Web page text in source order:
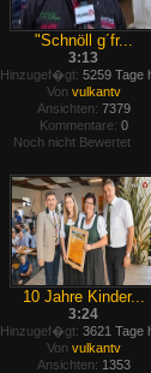
"Schnöll g´fr...
3:13
Hinzugef�gt: 5259 Tage
Von vulkantv
Ansichten: 7379
Kommentare: 0
Noch nicht Bewertet
10 Jahre Kinder...
3:24
Hinzugef�gt: 3621 Tage
Von vulkantv
Ansichten: 1353